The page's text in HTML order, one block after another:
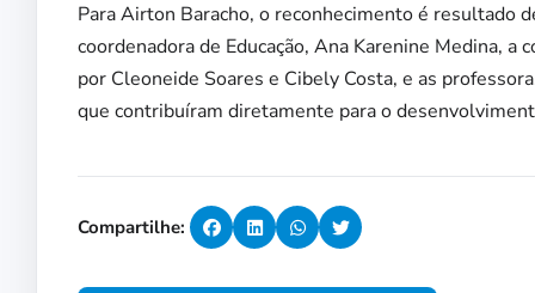
Para Airton Baracho, o reconhecimento é resultado
coordenadora de Educação, Ana Karenine Medina, a
por Cleoneide Soares e Cibely Costa, e as
que contribuíram diretamente para o
Compartilhe: